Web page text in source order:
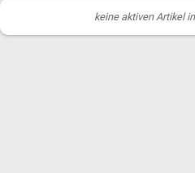
keine aktiven Artikel